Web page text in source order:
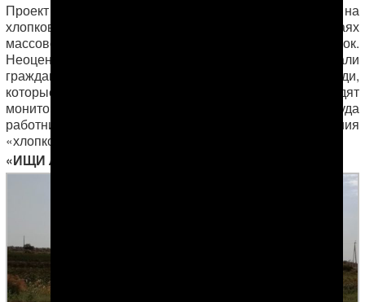
Проект АНТ подготовил отчет о текущей ситуации на
хлопковых полях страны, а также о новых случаях
массовой мобилизации бюджетников на хлопок.
Неоценимую помощь в сборе фактов оказали
гражданские активисты и просто неравнодушные люди,
которые вот уже на протяжении нескольких лет проводят
мониторинг использования принудительного труда
работников всех отраслей экономики ради достижения
«хлопковых» целей.
«ИЩИ ЛУЧШЕ — ХЛОПОК В ПОЛЕ ДОЛЖЕН БЫТЬ»